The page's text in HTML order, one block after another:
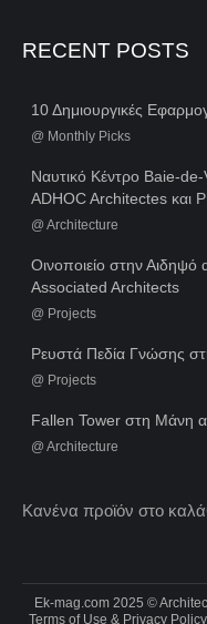
RECENT POSTS
10 Δημιουργικές
@ Monthly Picks
Ναυτικό Κέντρο Baie-
ADHOC Architectes και
@ Architecture
Οινοποιείο στην
Associated Architects
@ Projects
Ρευστά Πεδία Γνώσης
@ Projects
Fallen Tower στη Μάνη
@ Architecture
Κανένα προϊόν στο
Ek-mag.com 2025 ©
Terms of Use & Privacy Policy